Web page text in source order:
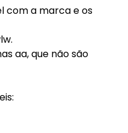
com a marca e os
aa, que não são